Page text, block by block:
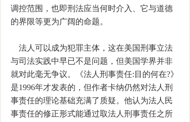
调控范围，也即刑法应当何时介入、它与道德
的界限等更为广阔的命题。
法人可以成为犯罪主体，这在美国刑事立法
与司法实践中早已不是问题，但美国学界并非
就对此毫无争议。《法人刑事责任:目的何在?》
是1996年才发表的，但作者卡纳仍然对法人刑
事责任的理论基础充满了质疑。他认为法人民
事责任的修正形式能通过取法人刑事责任之所